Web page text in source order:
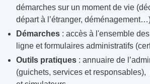
démarches sur un moment de vie
départ à l’étranger,
Démarches : accès à l'ensemble
ligne et formulaires administratifs
Outils pratiques : annuaire de
(guichets, services et